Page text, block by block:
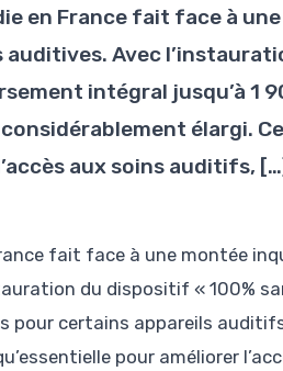
en France fait face à
Avec
intégral jusqu’à 1
élargi.
aux soins auditifs,
fait face à une montée
du dispositif « 100%
pour certains appareils
pour améliorer